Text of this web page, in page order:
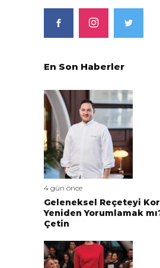
En Son Haberler
4 gün önce
Geleneksel Reçeteyi
Yeniden Yorumlamak
Çetin